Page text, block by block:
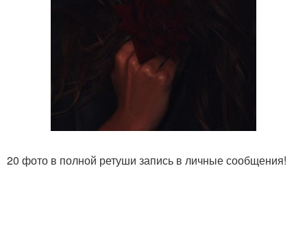
20 фото в полной ретуши запись в личные сообщения!